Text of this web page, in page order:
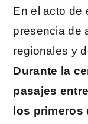
En el acto de
presencia de
regionales y
Durante la
pasajes
los primeros